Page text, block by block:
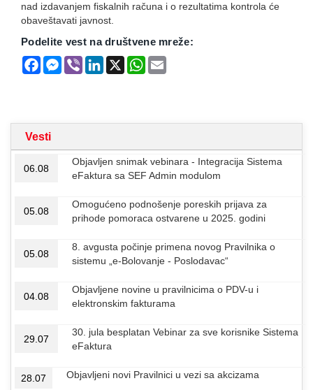
nad izdavanjem fiskalnih računa i o rezultatima kontrola će
obaveštavati javnost.
Podelite vest na društvene mreže:
FacebookMessenger
Viber LinkedIn
X WhatsApp
Vesti
06.08
Objavljen snimak vebinara - Integracija Sistema
eFaktura sa SEF Admin modulom
05.08
Omogućeno podnošenje poreskih prijava za
prihode pomoraca ostvarene u 2025. godini
05.08
8. avgusta počinje primena novog Pravilnika o
sistemu „e-Bolovanje - Poslodavac“
04.08
Objavljene novine u pravilnicima o PDV-u i
elektronskim fakturama
29.07
30. jula besplatan Vebinar za sve korisnike Sistema
eFaktura
28.07 Objavljeni novi Pravilnici u vezi sa akcizama